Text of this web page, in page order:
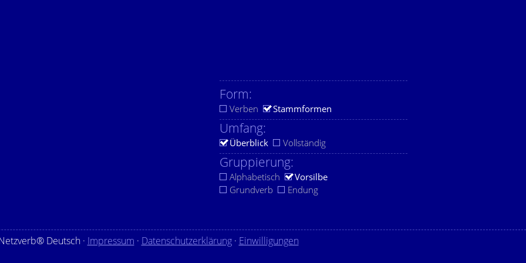
Form:
Verben Stammformen
Umfang:
Überblick Vollständig
Gruppierung:
Alphabetisch
Vorsilbe
Grundverb
Endung
Deutsch · Impressum · Datenschutzerklärung· Einwilligungen